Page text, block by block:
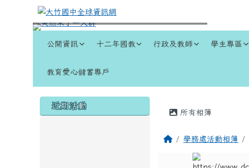
跳至主內容區
大竹國中全球資訊網
公開資訊 十二年國教 行政及教師 學生專區
教育愛心儲蓄專戶
左邊區域內容
近期活動 主內容區域
所有相簿
回首頁學務處活動相簿
頁尾區域